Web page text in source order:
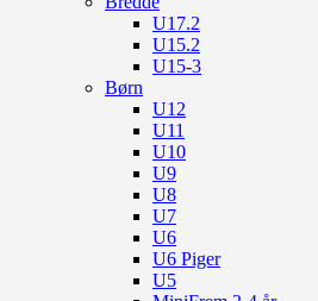
U17.2
U15.2
U15-3
Børn
U12
U11
U10
U9
U8
U7
U6
U6 Piger
U5